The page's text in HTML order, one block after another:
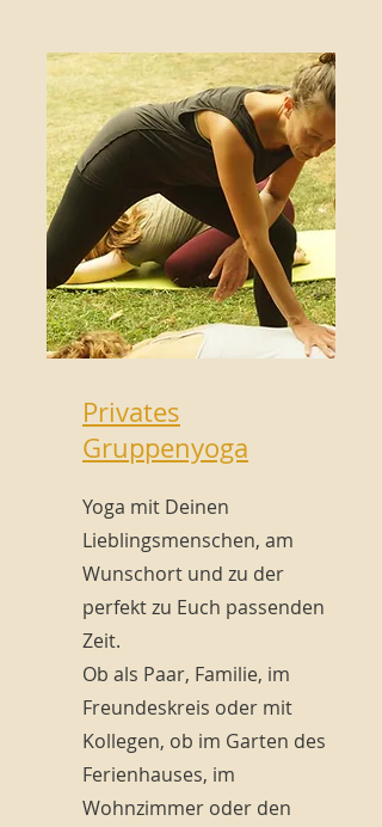
Privates
Gruppenyoga
Yoga mit Deinen
Lieblingsmenschen, am
Wunschort und zu der
perfekt zu Euch passenden
Zeit.
Ob als Paar, Familie, im
Freundeskreis oder mit
Kollegen, ob im Garten des
Ferienhauses, im
Wohnzimmer oder den